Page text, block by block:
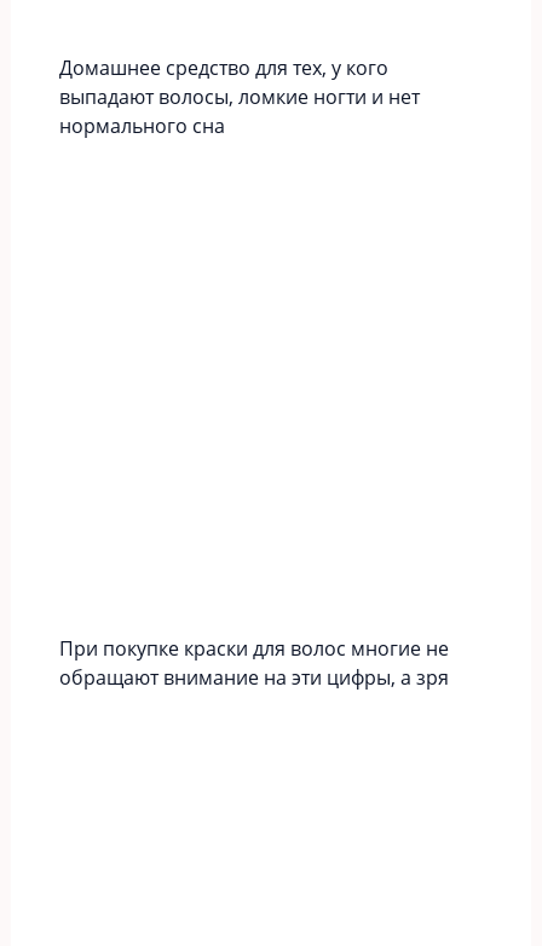
Домашнее средство для тех, у кого
выпадают волосы, ломкие ногти и нет
нормального сна
При покупке краски для волос многие не
обращают внимание на эти цифры, а зря